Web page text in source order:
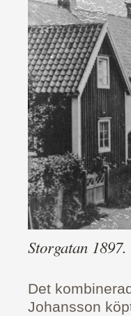
Storgatan
Det
Johansson